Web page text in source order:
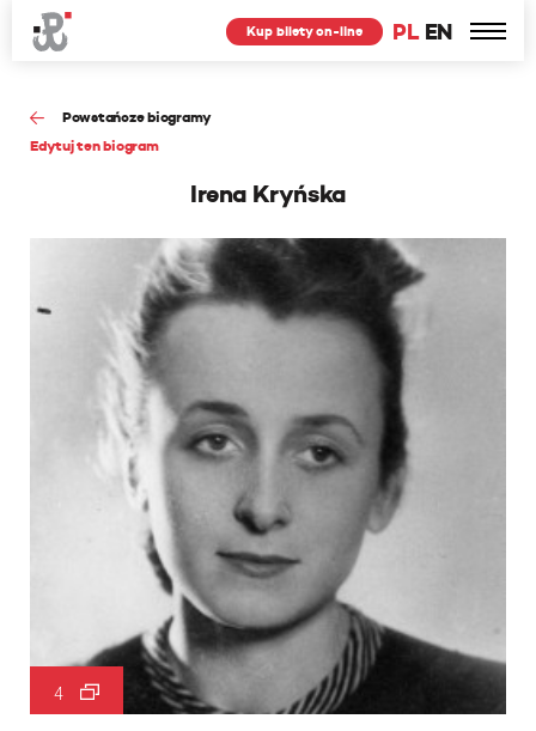
PL EN
Kup bilety on-line
Powstańcze biogramy
Edytuj ten biogram
Irena Kryńska
4